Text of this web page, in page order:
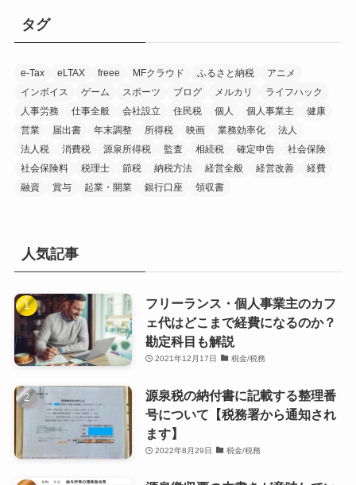
タグ
e-Tax eLTAX freee MFクラウド ふるさと納税
アニメ
インボイス
ゲーム スポーツ ブログ メルカリ
ライフハック
人事労務
仕事全般 会社設立 住民税 個人 個人事業主
健康
営業
届出書 年末調整 所得税 映画 業務効率化
法人
法人税
消費税 源泉所得税 監査 相続税 確定申告
社会保険
社会保険料
税理士 節税 納税方法 経営全般 経営改善
経費
融資
賞与 起業・開業 銀行口座 領収書
人気記事
フリーランス・個人事業主のカフ
ェ代はどこまで経費になるのか？
勘定科目も解説
2021年12月17日 税金/税務
源泉税の納付書に記載する整理番
号について【税務署から通知され
ます】
2022年8月29日 税金/税務